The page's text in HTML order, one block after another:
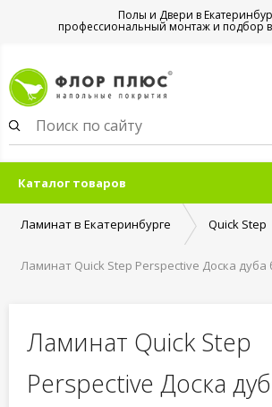
Полы и Двери в
профессиональный монтаж и подбор
Каталог товаров
Ламинат в Екатеринбурге Quick Step
Ламинат Quick Step Perspective Доска дуба
Ламинат Quick Step
Perspective Доска